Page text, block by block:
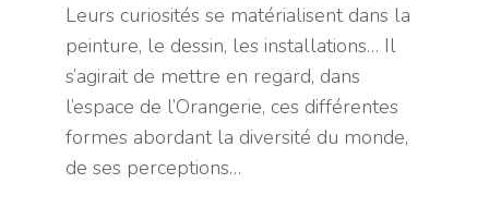
Leurs curiosités se matérialisent dans la
peinture, le dessin, les installations… Il
s’agirait de mettre en regard, dans
l’espace de l’Orangerie, ces différentes
formes abordant la diversité du monde,
de ses perceptions…